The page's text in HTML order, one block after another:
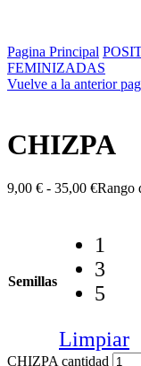
Pagina Principal
FEMINIZADAS
Vuelve a la anterior
CHIZPA
9,00 € - 35,00 €Rango
Semillas
1
3
5
Limpiar
CHIZPA cantidad